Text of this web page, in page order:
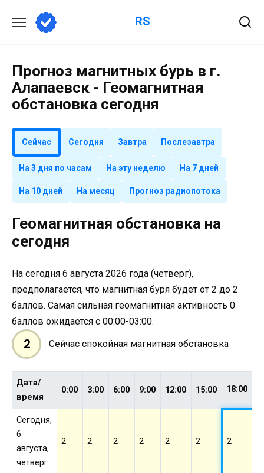
содержанию
RS
Прогноз магнитных бурь в г.
Алапаевск - Геомагнитная
обстановка сегодня
Сейчас Сегодня Завтра Послезавтра
На 3 дня по часам На эту неделю На 7 дней
На 10 дней На месяц Прогноз радиопотока
Геомагнитная обстановка на
сегодня
На сегодня 6 августа 2026 года (четверг),
предполагается, что магнитная буря будет от 2 до 2
баллов. Самая сильная геомагнитная активность 0
баллов ожидается с 00:00-03:00.
2 Сейчас спокойная магнитная обстановка
Дата/
время
0:00 3:00 6:00 9:00 12:00 15:00 18:00
Сегодня,
6
августа,
четверг
2 2 2 2 2 2 2